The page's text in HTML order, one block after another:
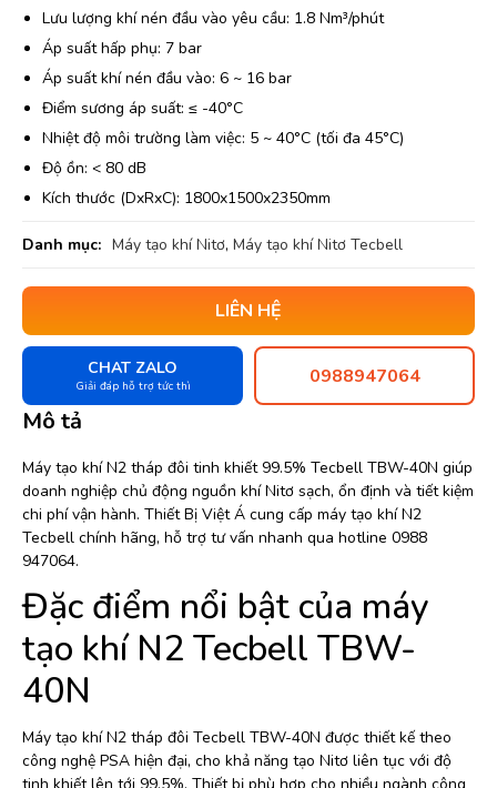
Lưu lượng khí nén đầu vào yêu cầu: 1.8 Nm³/phút
Áp suất hấp phụ: 7 bar
Áp suất khí nén đầu vào: 6 ~ 16 bar
Điểm sương áp suất: ≤ -40°C
Nhiệt độ môi trường làm việc: 5 ~ 40°C (tối đa 45°C)
Độ ồn: < 80 dB
Kích thước (DxRxC): 1800x1500x2350mm
Danh mục: Máy tạo khí Nitơ, Máy tạo khí Nitơ Tecbell
LIÊN HỆ
CHAT ZALO
Giải đáp hỗ trợ tức thì 0988947064
Mô tả
Máy tạo khí N2 tháp đôi tinh khiết 99.5% Tecbell TBW-40N giúp
doanh nghiệp chủ động nguồn khí Nitơ sạch, ổn định và tiết kiệm
chi phí vận hành. Thiết Bị Việt Á cung cấp máy tạo khí N2
Tecbell chính hãng, hỗ trợ tư vấn nhanh qua hotline 0988
947064.
Đặc điểm nổi bật của máy
tạo khí N2 Tecbell TBW-
40N
Máy tạo khí N2 tháp đôi Tecbell TBW-40N được thiết kế theo
công nghệ PSA hiện đại, cho khả năng tạo Nitơ liên tục với độ